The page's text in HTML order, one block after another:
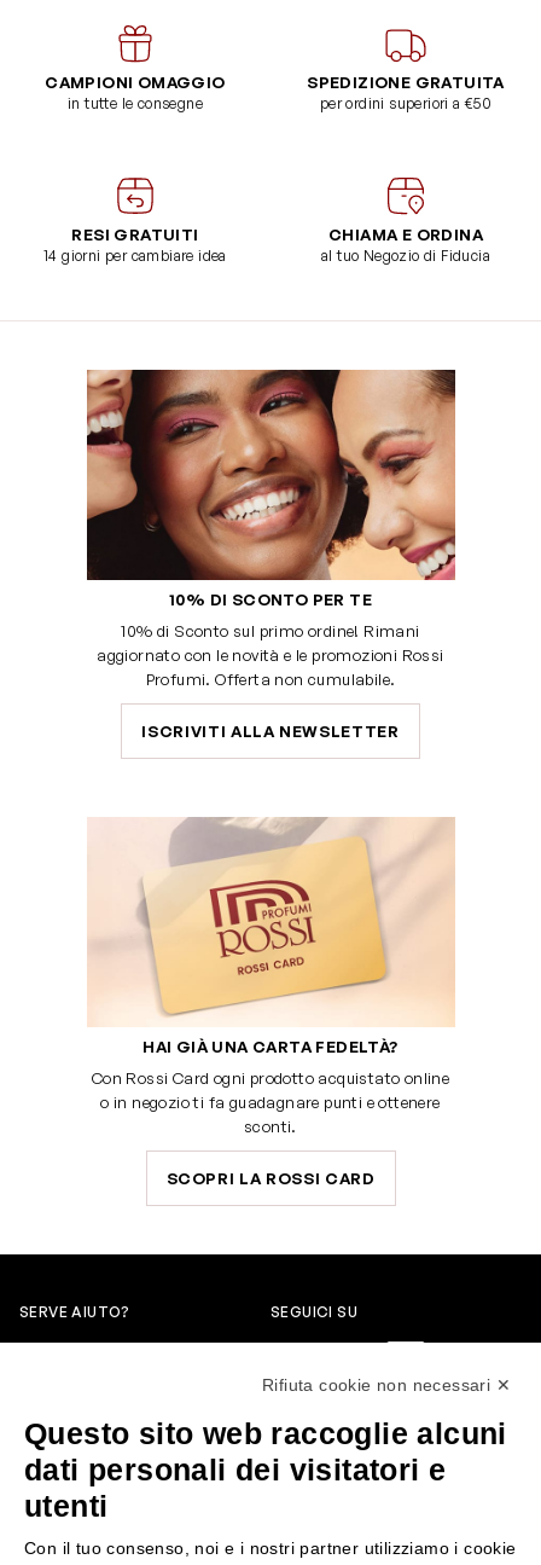
CAMPIONI OMAGGIO
in tutte le consegne
SPEDIZIONE GRATUITA
per ordini superiori a €50
RESI GRATUITI
14 giorni per cambiare idea
CHIAMA E ORDINA
al tuo Negozio di Fiducia
10% DI SCONTO PER TE
10% di Sconto sul primo ordine! Rimani
aggiornato con le novità e le promozioni Rossi
Profumi. Offerta non cumulabile.
ISCRIVITI ALLA NEWSLETTER
HAI GIÀ UNA CARTA FEDELTÀ?
Con Rossi Card ogni prodotto acquistato online
o in negozio ti fa guadagnare punti e ottenere
sconti.
SCOPRI LA ROSSI CARD
SERVE AIUTO?
servizioclienti@rossiprofumi.it
SEGUICI SU
SERVIZIO CLIENTI
Resi e rimborsi Chi siamo
Rifiuta cookie non necessari ✕
Questo sito web raccoglie alcuni
dati personali dei visitatori e
utenti
Con il tuo consenso, noi e i nostri partner utilizziamo i cookie